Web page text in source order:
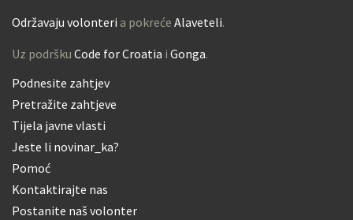
Održavaju volonteri a pokreće Alaveteli.
Uz podršku Code for Croatia i Gonga.
Podnesite zahtjev
Pretražite zahtjeve
Tijela javne vlasti
Jeste li novinar_ka?
Pomoć
Kontaktirajte nas
Postanite naš volonter